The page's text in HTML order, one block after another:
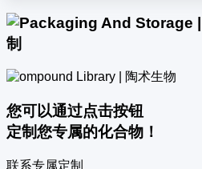
制
您可以通过点击按钮
定制您专属的化合物！
联系专属定制